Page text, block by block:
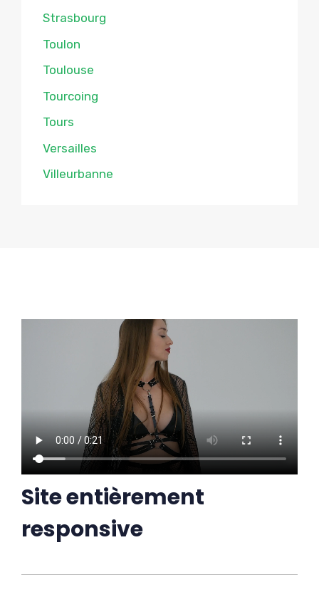
Strasbourg
Toulon
Toulouse
Tourcoing
Tours
Versailles
Villeurbanne
Site entièrement
responsive